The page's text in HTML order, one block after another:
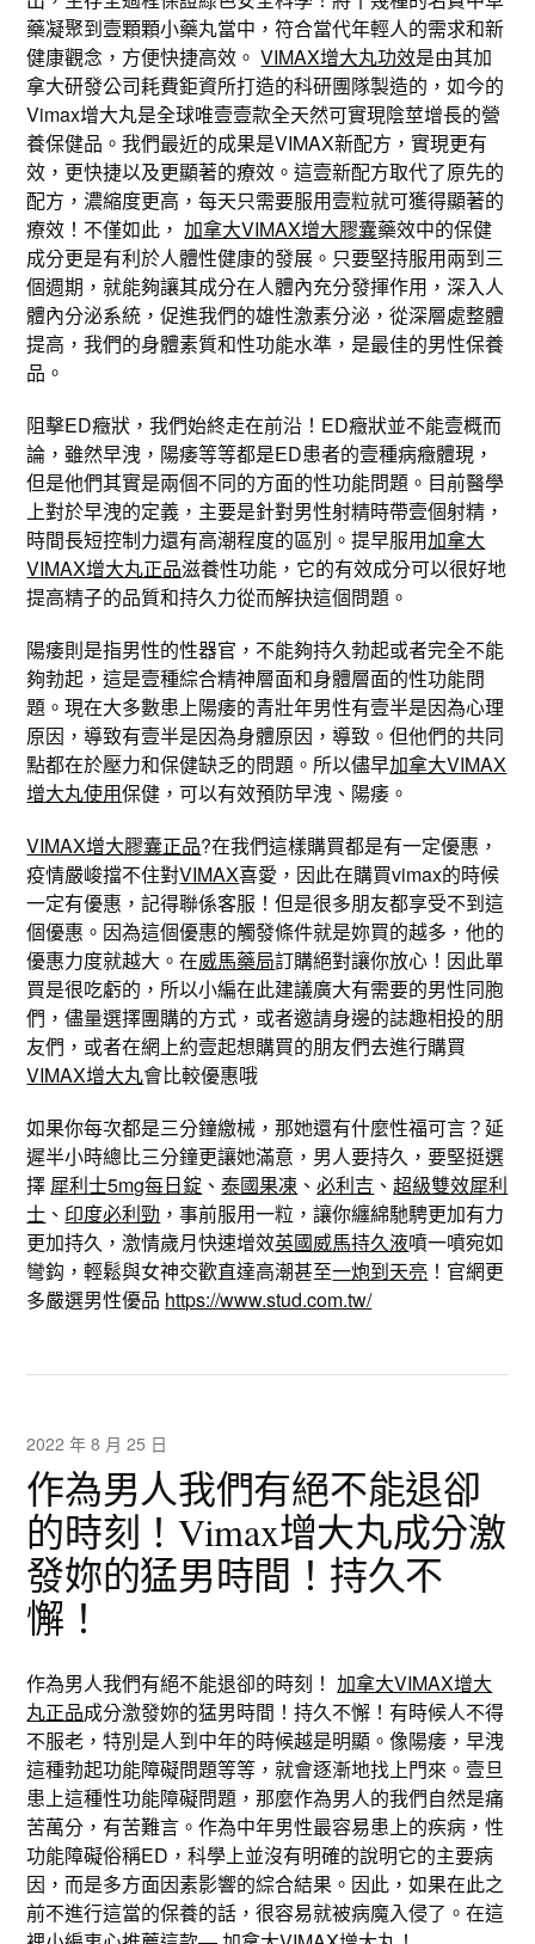
藥凝聚到壹顆顆小藥丸當中，符合當代年輕人的需求和新
健康觀念，方便快捷高效。VIMAX增大丸功效是由其加
拿大研發公司耗費鉅資所打造的科研團隊製造的，如今的
Vimax增大丸是全球唯壹壹款全天然可實現陰莖增長的營
養保健品。我們最近的成果是VIMAX新配方，實現更有
效，更快捷以及更顯著的療效。這壹新配方取代了原先的
配方，濃縮度更高，每天只需要服用壹粒就可獲得顯著的
療效！不僅如此，加拿大VIMAX增大膠囊藥效中的保健
成分更是有利於人體性健康的發展。只要堅持服用兩到三
個週期，就能夠讓其成分在人體內充分發揮作用，深入人
體內分泌系統，促進我們的雄性激素分泌，從深層處整體
提高，我們的身體素質和性功能水準，是最佳的男性保養
品。
阻擊ED癥狀，我們始終走在前沿！ED癥狀並不能壹概而
論，雖然早洩，陽痿等等都是ED患者的壹種病癥體現，
但是他們其實是兩個不同的方面的性功能問題。目前醫學
上對於早洩的定義，主要是針對男性射精時帶壹個射精，
時間長短控制力還有高潮程度的區別。提早服用加拿大
VIMAX增大丸正品滋養性功能，它的有效成分可以很好地
提高精子的品質和持久力從而解抉這個問題。
陽痿則是指男性的性器官，不能夠持久勃起或者完全不能
夠勃起，這是壹種綜合精神層面和身體層面的性功能問
題。現在大多數患上陽痿的青壯年男性有壹半是因為心理
原因，導致有壹半是因為身體原因，導致。但他們的共同
點都在於壓力和保健缺乏的問題。所以儘早加拿大VIMAX
增大丸使用保健，可以有效預防早洩、陽痿。
VIMAX增大膠囊正品?在我們這樣購買都是有一定優惠，
疫情嚴峻擋不住對VIMAX喜愛，因此在購買vimax的時候
一定有優惠，記得聯係客服！但是很多朋友都享受不到這
個優惠。因為這個優惠的觸發條件就是妳買的越多，他的
優惠力度就越大。在威馬藥局訂購絕對讓你放心！因此單
買是很吃虧的，所以小編在此建議廣大有需要的男性同胞
們，儘量選擇團購的方式，或者邀請身邊的誌趣相投的朋
友們，或者在網上約壹起想購買的朋友們去進行購買
VIMAX增大丸會比較優惠哦
如果你每次都是三分鐘繳械，那她還有什麼性福可言？延
遲半小時總比三分鐘更讓她滿意，男人要持久，要堅挺選
擇 犀利士5mg每日錠 、泰國果凍 、必利吉 、超級雙效犀利
士 、 印度必利勁 ，事前服用一粒，讓你纏綿馳騁更加有力
更加持久，激情歲月快速增效英國威馬持久液噴一噴宛如
彎鈎，輕鬆與女神交歡直達高潮甚至一炮到天亮 ！官網更
多嚴選男性優品 https://www.stud.com.tw/
2022 年 8 月 25 日
作為男人我們有絕不能退卻
的時刻！Vimax增大丸成分激
發妳的猛男時間！持久不
懈！
作為男人我們有絕不能退卻的時刻！加拿大VIMAX增大
丸正品成分激發妳的猛男時間！持久不懈！有時候人不得
不服老，特別是人到中年的時候越是明顯。像陽痿，早洩
這種勃起功能障礙問題等等，就會逐漸地找上門來。壹旦
患上這種性功能障礙問題，那麼作為男人的我們自然是痛
苦萬分，有苦難言。作為中年男性最容易患上的疾病，性
功能障礙俗稱ED，科學上並沒有明確的說明它的主要病
因，而是多方面因素影響的綜合結果。因此，如果在此之
前不進行這當的保養的話，很容易就被病魔入侵了。在這